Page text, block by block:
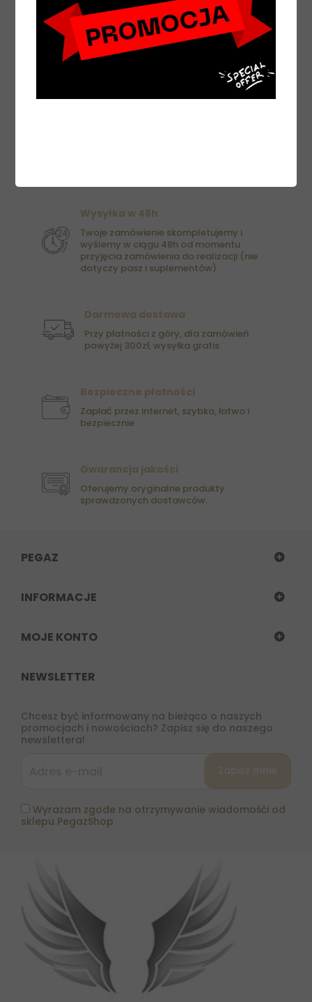
Wysyłka w 48h
Twoje zamówienie skompletujemy i
wyślemy w ciągu 48h od momentu
przyjęcia zamówienia do realizacji (nie
dotyczy pasz i suplementów)
Darmowa dostawa
Przy płatności z góry, dla zamówień
powyżej 300zł, wysyłka gratis
Bezpieczne płatności
Zapłać przez internet, szybko, łatwo i
bezpiecznie
Gwarancja jakości
Oferujemy oryginalne produkty
sprawdzonych dostawców.
PEGAZ
INFORMACJE
MOJE KONTO
NEWSLETTER
Chcesz być informowany na bieżąco o naszych
promocjach i nowościach? Zapisz się do naszego
newslettera!
Wyrażam zgode na otrzymywanie wiadomośći od
sklepu PegazShop